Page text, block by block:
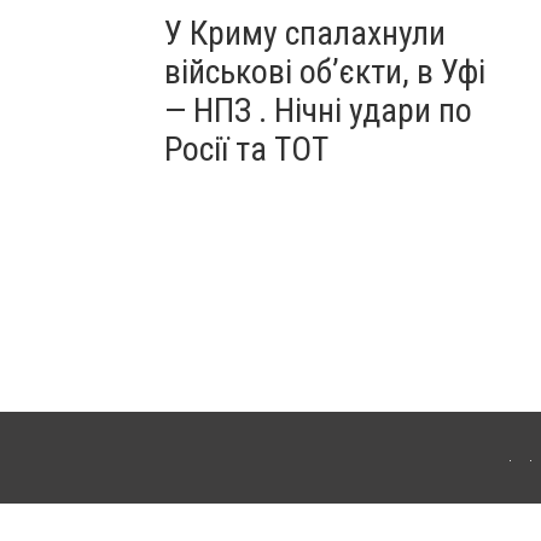
У Криму спалахнули
військові об’єкти, в Уфі
— НПЗ . Нічні удари по
Росії та ТОТ